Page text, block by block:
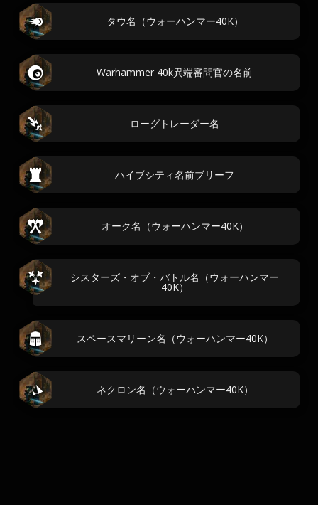
タウ名（ウォーハンマー40K）
Warhammer 40k異端審問官の名前
ローグトレーダー名
ハイブシティ名前ブリーフ
オーク名（ウォーハンマー40K）
シスターズ・オブ・バトル名（ウォーハンマー
40K）
スペースマリーン名（ウォーハンマー40K）
ネクロン名（ウォーハンマー40K）